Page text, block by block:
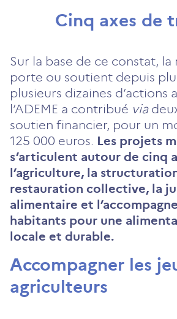
Cinq axes de
Sur la base de ce constat,
porte ou soutient depuis
plusieurs dizaines d’actions
l’ADEME a contribué via
soutien financier, pour un
125 000 euros. Les projets
s’articulent autour de cinq
l’agriculture, la
restauration collective, la
alimentaire et
habitants pour une
locale et durable.
Accompagner les
agriculteurs